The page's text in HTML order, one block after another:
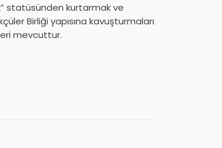
statüsünden kurtarmak ve
Birliği yapısına kavuşturmaları
mevcuttur.